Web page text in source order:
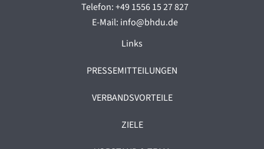
Telefon: +49 1556 15 27 827
E-Mail: info@bhdu.de
Links
PRESSEMITTEILUNGEN
VERBANDSVORTEILE
ZIELE